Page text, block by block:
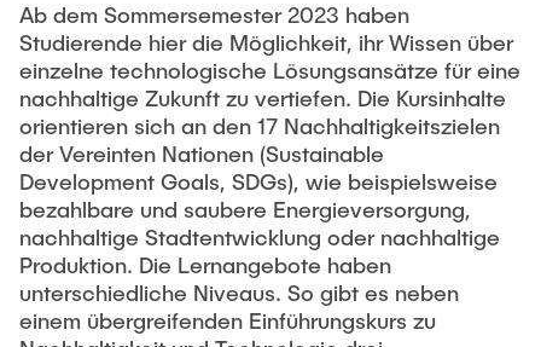
Ab dem Sommersemester 2023 haben
Studierende hier die Möglichkeit, ihr Wissen über
einzelne technologische Lösungsansätze für eine
nachhaltige Zukunft zu vertiefen. Die Kursinhalte
orientieren sich an den 17 Nachhaltigkeitszielen
der Vereinten Nationen (Sustainable
Development Goals, SDGs), wie beispielsweise
bezahlbare und saubere Energieversorgung,
nachhaltige Stadtentwicklung oder nachhaltige
Produktion. Die Lernangebote haben
unterschiedliche Niveaus. So gibt es neben
einem übergreifenden Einführungskurs zu